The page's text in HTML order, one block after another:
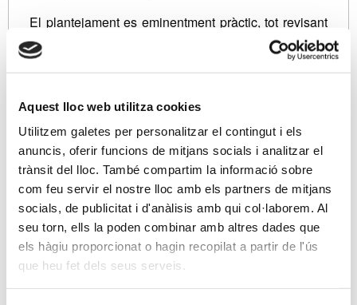
Aquest lloc web utilitza cookies
Utilitzem galetes per personalitzar el contingut i els
anuncis, oferir funcions de mitjans socials i analitzar el
trànsit del lloc. També compartim la informació sobre
com feu servir el nostre lloc amb els partners de mitjans
socials, de publicitat i d'anàlisis amb qui col·laborem. Al
seu torn, ells la poden combinar amb altres dades que
els hàgiu proporcionat o hagin recopilat a partir de l'ús
que heu fet dels seus serveis.
El plantejament es eminentment pràctic, tot revisant
aquelles qüestions més rellevants de l’Impost s/
Societats, en la vessant de coneixements teòrics:
temporal ingressos i despeses.
2.Concepte d’activitat econòmica i entitat
patrimonial
3.Determinació de la base imposable: principals
ajustos fiscals
Despeses deduïbles i no deduïbles.
Amortitzacions i pèrdues per deteriorament.
Concepte de diferències permanents i diferències
temporàries.
Comptabilitat de l’impost.